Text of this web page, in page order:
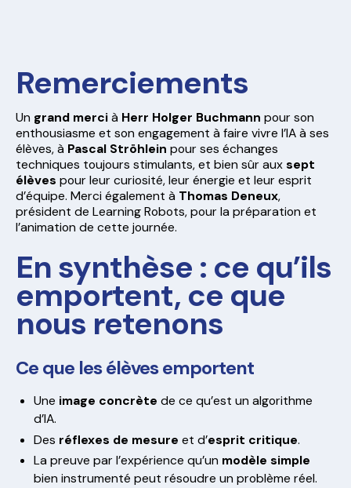
Remerciements
Un grand mercià Herr Holger Buchmann pour son
enthousiasme et son engagement à faire vivre l’IA à ses
élèves, à Pascal Ströhlein pour ses échanges
techniques toujours stimulants, et bien sûr auxsept
élèves pour leur curiosité, leur énergie et leur esprit
d’équipe. Merci également à Thomas Deneux,
président de Learning Robots, pour la préparation et
l’animation de cette journée.
En synthèse : ce qu’ils
emportent, ce que
nous retenons
Ce que les élèves emportent
Une image concrète de ce qu’est un algorithme
d’IA.
Des réflexes de mesure et d’esprit critique.
La preuve par l’expérience qu’un modèle simple
bien instrumenté peut résoudre un problème réel.